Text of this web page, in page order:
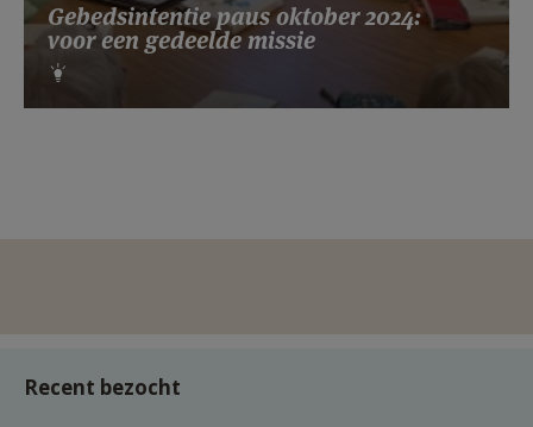
Gebedsintentie paus oktober 2024:
voor een gedeelde missie
Recent bezocht